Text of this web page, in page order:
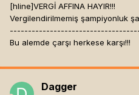
[hline]VERGİ AFFINA HAYIR!!!
Vergilendirilmemiş şampiyonluk
Bu alemde çarşı herkese karşı!!!
Dagger